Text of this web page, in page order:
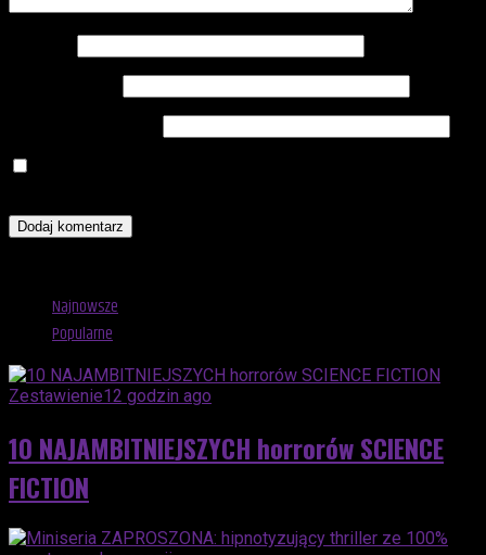
Najnowsze
Popularne
Zestawienie12 godzin ago
10 NAJAMBITNIEJSZYCH horrorów SCIENCE
FICTION